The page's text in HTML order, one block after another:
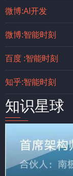
微博:AI开发
微博:智能时刻
百度 :智能时刻
知乎:智能时刻
知识星球